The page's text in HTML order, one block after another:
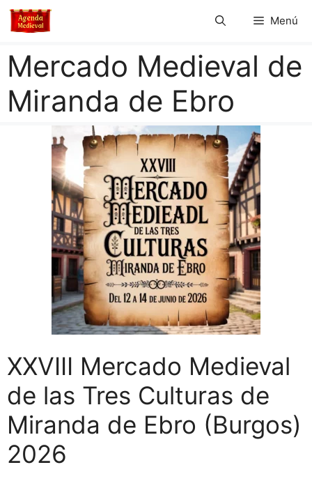
Saltar
Menú
Mercado Medieval de
Miranda de Ebro
XXVIII Mercado Medieval
de las Tres Culturas de
Miranda de Ebro (Burgos)
2026